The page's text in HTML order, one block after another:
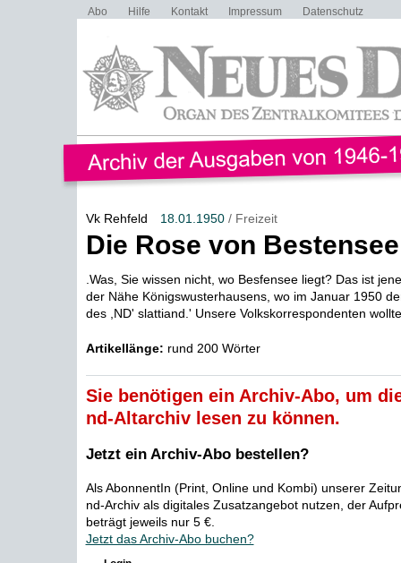
Abo Hilfe Kontakt Impressum Datenschutz
Vk Rehfeld 18.01.1950/ Freizeit
Die Rose von Bestensee
.Was, Sie wissen nicht, wo Besfensee liegt? Das ist
der Nähe Königswusterhausens, wo im Januar 1950
des ,ND' slattiand.' Unsere Volkskorrespondenten
Artikellänge: rund 200 Wörter
Sie benötigen ein Archiv-Abo, um
nd-Altarchiv lesen zu können.
Jetzt ein Archiv-Abo bestellen?
Als AbonnentIn (Print, Online und Kombi) unserer
nd-Archiv als digitales Zusatzangebot nutzen, der
beträgt jeweils nur 5 €.
Jetzt das Archiv-Abo buchen?